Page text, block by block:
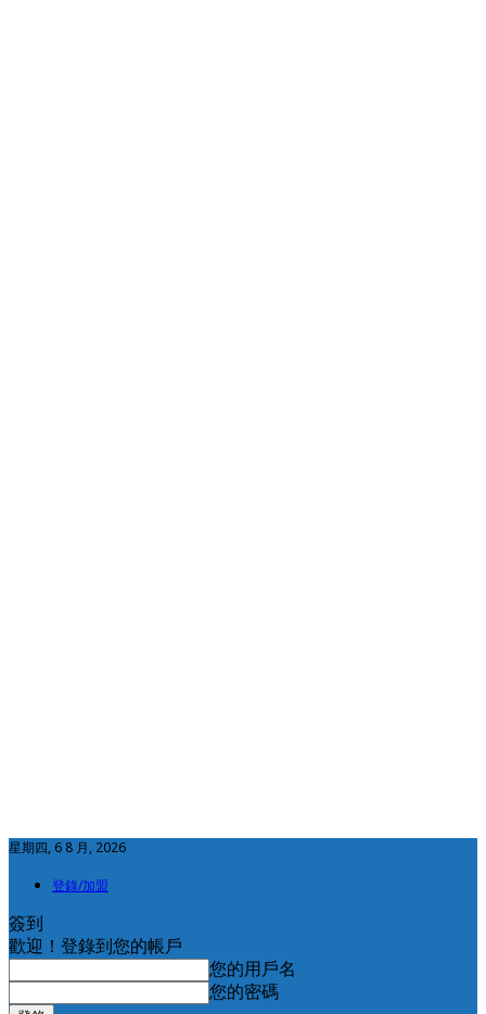
星期四, 6 8 月, 2026
登錄/加盟
簽到
歡迎！登錄到您的帳戶
您的用戶名
您的密碼